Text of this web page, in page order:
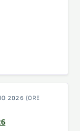
2026 (ORE